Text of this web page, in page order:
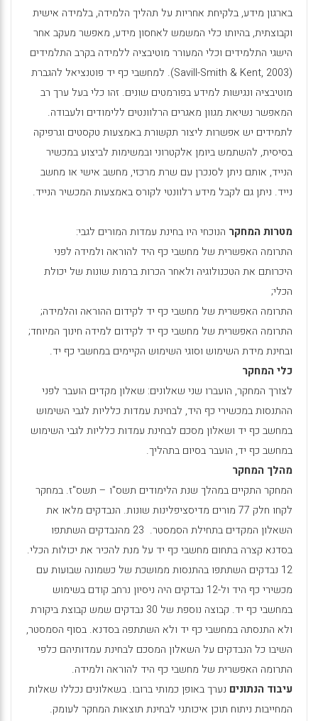
בארגון מידע, בלקיחת אחריות על תהליך הלמידה, בלמידה אישית
וקבוצתית, בהיותו כלי המשמש לאחסון מידע, מאפשר מעקב אחר
הישגי התלמידים וכלי המעורר מוטיבציה ללמידה בקרב התלמידים
(
Savill-Smith & Kent, 2003). למחשבי כף יד פוטנציאל להגברת
מוטיבציה ונגישות למידע בפורמטים שונים. זהו כלי בעל ערך רב
המאפשר נשיאת מגוון מאגרים הרלוונטים ללימודים ולעבודה.
לתמידים יש אפשרות ליצור תקשורת באמצעות טקסטים וגרפיקה
בסיסית, להשתמש ביומן אלקטרוני ובמשימות לביצוע במכשיר
הנייד, אותם ניתן לסנכרן עם שרת מרכזי, מחשב אישי או מחשב
נייד. ניתן גם לקבל מידע רלוונטי לקורס באמצעות המכשיר הנייד.
מטרות המחקר הנוכחי היו בחינת עמדות המורים לגבי:
התרומה האפשרית של מחשבי כף היד להוראה ולמידה לפני
היכרותם את הטכנולוגיה ולאחר הכרות ברמות שונות של יכולת
הכלי;
התרומה האפשרית של מחשבי כף יד לקידום ההוראה והלמידה;
התרומה האפשרית של מחשבי כף יד לקידום למידה חינוך המיוחד;
ובחינת מידת השימוש וסוגי השימוש הקיימים במחשבי כף יד.
כלי המחקר
לצורך המחקר, הועברו שני שאלונים: שאלון מקדים הועבר לפני
ההתנסות במכשירי כף היד, לבחינת עמדות כלליות לגבי השימוש
במחשב כף יד ושאלון מסכם לבחינת עמדות כלליות לגבי השימוש
במחשב כף יד, הועבר בסיום בתהליך.
מהלך המחקר
המחקר התקיים במהלך שנת הלימודים תשס"ו – תשס"ז. במחקר
לקחו חלק 77 מורים מדיסציפלינות שונות. הנבדקים מלאו את
השאלון המקדים בתחילת הסמסטר. 23 מהנבדקים השתתפו
בסדנא קצרה בתחום מחשבי כף יד על מנת להכיר את יכולות הכלי.
12 נבדקים השתתפו בהתנסות ממושכת של כשמונה שבועות עם
מכשירי כף היד ול-12 נבדקים היה ניסיון נרחב קודם בשימוש
במחשבי כף יד. קבוצה נוספת של 30 נבדקים שמש קבוצת ביקורת
ולא התנסתה במחשבי כף יד ולא השתתפה בסדנא. בסוף הסמסטר,
השיבו כל הנבדקים על השאלון המסכם לבחינת עמדותיהם כלפי
התרומה האפשרית של מחשבי כף היד להוראה ולמידה.
עיבוד הנתונים נערך באופן כמותי ברובו. בשאלונים נכללו שאלות
המחייבות ניתוח תוכן איכותני לבחינת תוצאות המחקר לעומק.